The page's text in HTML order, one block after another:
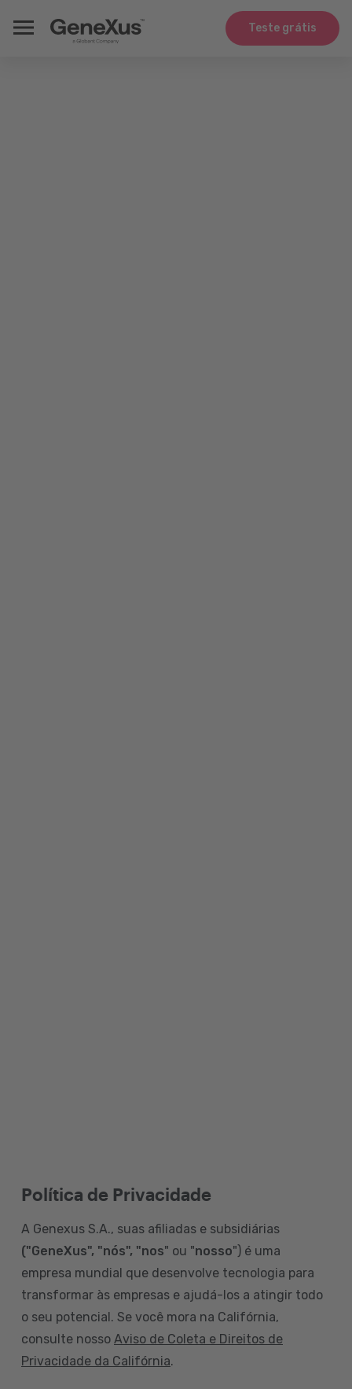
Teste grátis
Política de Privacidade
A Genexus S.A., suas afiliadas e subsidiárias
("GeneXus", "nós", "nos" ou "nosso") é uma
empresa mundial que desenvolve tecnologia para
transformar às empresas e ajudá-los a atingir todo
o seu potencial. Se você mora na Califórnia,
consulte nosso Aviso de Coleta e Direitos de
Privacidade da Califórnia.